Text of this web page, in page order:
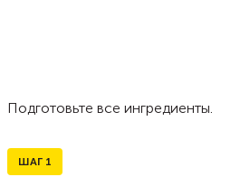
Подготовьте все ингредиенты.
ШАГ 1